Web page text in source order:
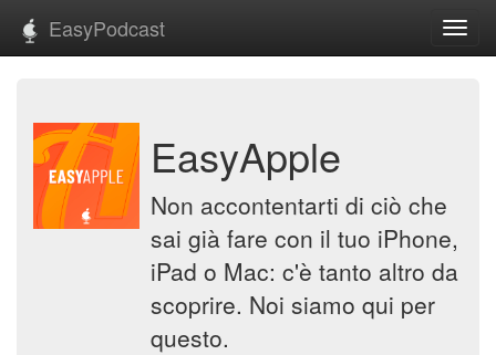
EasyPodcast
EasyApple
Non accontentarti di ciò che
sai già fare con il tuo iPhone,
iPad o Mac: c'è tanto altro da
scoprire. Noi siamo qui per
questo.